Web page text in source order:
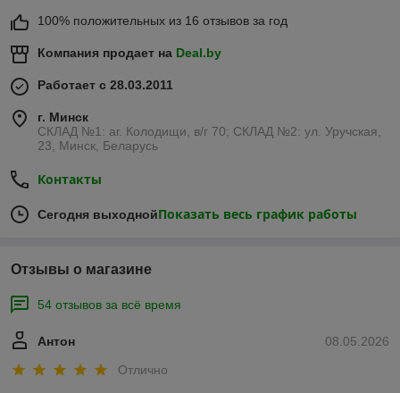
100% положительных из 16 отзывов за год
Компания продает на Deal.by
Работает с 28.03.2011
г. Минск
СКЛАД №1: аг. Колодищи, в/г 70; СКЛАД №2: ул. Уручская,
23, Минск, Беларусь
Контакты
Сегодня выходнойПоказать весь график работы
Отзывы о магазине
54 отзывов за всё время
08.05.2026
Антон
Отлично